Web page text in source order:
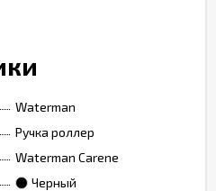
Waterman
Ручка роллер
Waterman Carene
Черный